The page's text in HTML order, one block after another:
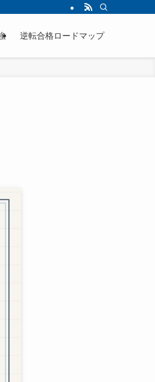
ンタル管理術を徹底解説。塾なし独学やス
逆転合格ロードマップ